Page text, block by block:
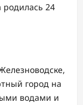
родилась 24
город на
водами и